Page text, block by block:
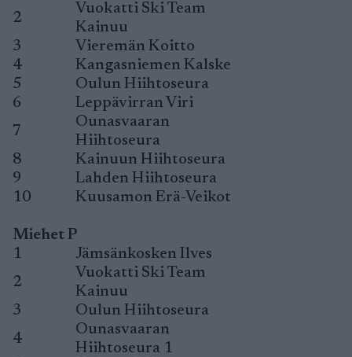
2
Vuokatti Ski Team
Kainuu
3
Vieremän Koitto
4
Kangasniemen Kalske
5
Oulun Hiihtoseura
6
Leppävirran Viri
7
Ounasvaaran
Hiihtoseura
8
Kainuun Hiihtoseura
9
Lahden Hiihtoseura
10
Kuusamon Erä-Veikot
Miehet P
1
Jämsänkosken Ilves
2
Vuokatti Ski Team
Kainuu
3
Oulun Hiihtoseura
4
Ounasvaaran
Hiihtoseura 1